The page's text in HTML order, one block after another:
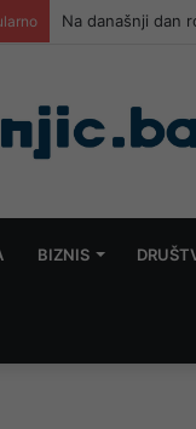
Na današnji dan
BIZNIS